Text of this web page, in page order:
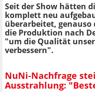
Seit der Show hätten
komplett neu
überarbeitet, genauso
die Produktion nach
"um die Qualität
verbessern".
NuNi-Nachfrage
Ausstrahlung: